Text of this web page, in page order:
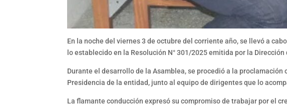
En la noche del viernes 3 de octubre del corriente año, se llevó a
lo establecido en la Resolución N° 301/2025 emitida por la
Durante el desarrollo de la Asamblea, se procedió a la proclamación
Presidencia de la entidad, junto al equipo de dirigentes que lo
La flamante conducción expresó su compromiso de trabajar por el